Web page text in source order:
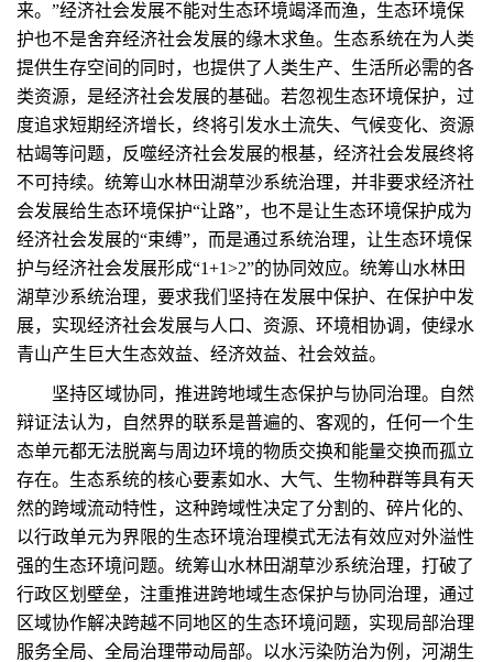
来。”经济社会发展不能对生态环境竭泽而渔，生态环境保
护也不是舍弃经济社会发展的缘木求鱼。生态系统在为人类
提供生存空间的同时，也提供了人类生产、生活所必需的各
类资源，是经济社会发展的基础。若忽视生态环境保护，过
度追求短期经济增长，终将引发水土流失、气候变化、资源
枯竭等问题，反噬经济社会发展的根基，经济社会发展终将
不可持续。统筹山水林田湖草沙系统治理，并非要求经济社
会发展给生态环境保护“让路”，也不是让生态环境保护成为
经济社会发展的“束缚”，而是通过系统治理，让生态环境保
护与经济社会发展形成“1+1>2”的协同效应。统筹山水林田
湖草沙系统治理，要求我们坚持在发展中保护、在保护中发
展，实现经济社会发展与人口、资源、环境相协调，使绿水
青山产生巨大生态效益、经济效益、社会效益。
坚持区域协同，推进跨地域生态保护与协同治理。自然
辩证法认为，自然界的联系是普遍的、客观的，任何一个生
态单元都无法脱离与周边环境的物质交换和能量交换而孤立
存在。生态系统的核心要素如水、大气、生物种群等具有天
然的跨域流动特性，这种跨域性决定了分割的、碎片化的、
以行政单元为界限的生态环境治理模式无法有效应对外溢性
强的生态环境问题。统筹山水林田湖草沙系统治理，打破了
行政区划壁垒，注重推进跨地域生态保护与协同治理，通过
区域协作解决跨越不同地区的生态环境问题，实现局部治理
服务全局、全局治理带动局部。以水污染防治为例，河湖生